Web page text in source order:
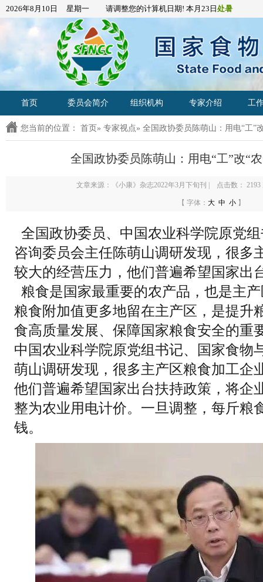
2026年8月10日 星期一 请调整您的计算机日期! 本月23日 处暑
首页 委员会简介 组织机构 专家介绍 工
您当前的位置： 首页 » 专家视点» 全国政协委员陈萌山：用电“工”
全国政协委员陈萌山：用电“工”改“
文章来源：《小康》杂志2022年3月下旬刊 | 点击数： 2193
【 字体： 大 中 小 】
全国政协委员、中国农业科学院原党
咨询委员会主任陈萌山调研发现，很多
较大的经营压力，他们普遍希望国家出
粮食是国家最重要的农产品，也是主
粮食附加值更多地留在主产区，是提升
食高质量发展、保障国家粮食安全的重
中国农业科学院原党组书记、国家食物
萌山调研发现，很多主产区粮食加工企
他们普遍希望国家出台扶持政策，将企
整为农业用电计价。一旦调整，每斤粮
钱。